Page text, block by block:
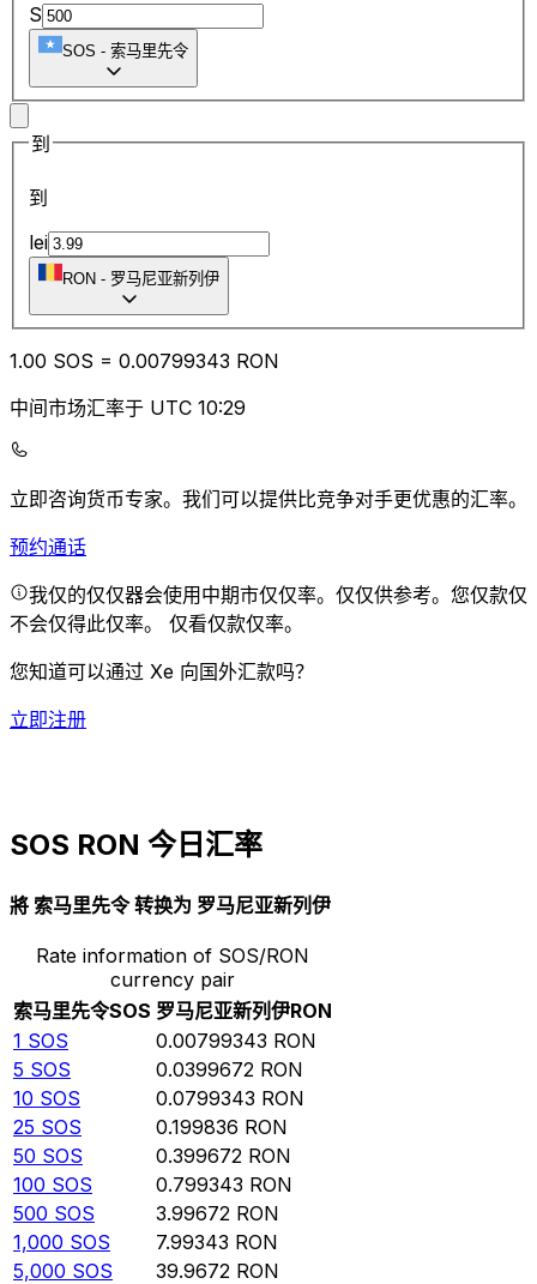
S
SOS - 索马里先令
到
到
lei
RON - 罗马尼亚新列伊
1.00 SOS = 0.00799343 RON
中间市场汇率于 UTC 10:29
立即咨询货币专家。 我们可以提供比竞争对手更优惠的汇率。
预约通话
我仅的仅仅器会使用中期市仅仅率。仅仅供参考。您仅款仅
不会仅得此仅率。 仅看仅款仅率。
您知道可以通过 Xe 向国外汇款吗？
立即注册
SOS RON 今日汇率
將 索马里先令 转换为 罗马尼亚新列伊
Rate information of SOS/RON
currency pair
索马里先令SOS 罗马尼亚新列伊RON
1 SOS 0.00799343 RON
5 SOS 0.0399672 RON
10 SOS 0.0799343 RON
25 SOS 0.199836 RON
50 SOS 0.399672 RON
100 SOS 0.799343 RON
500 SOS 3.99672 RON
1,000 SOS 7.99343 RON
5,000 SOS 39.9672 RON